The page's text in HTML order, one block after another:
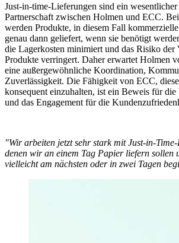
Just-in-time-Lieferungen sind ein
Partnerschaft zwischen Holmen und ECC.
werden Produkte, in diesem Fall
genau dann geliefert, wenn sie benötigt
die Lagerkosten minimiert und das Risiko der
Produkte verringert. Daher erwartet Holmen
eine außergewöhnliche Koordination,
Zuverlässigkeit. Die Fähigkeit von ECC,
konsequent einzuhalten, ist ein Beweis für
und das Engagement für die
"Wir arbeiten jetzt sehr stark mit Just-in-
denen wir an einem Tag Papier liefern sollen
vielleicht am nächsten oder in zwei Tagen